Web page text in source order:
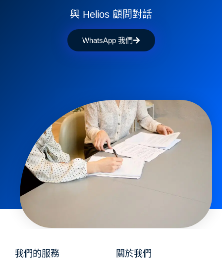
與 Helios 顧問對話
WhatsApp 我們
我們的服務 關於我們